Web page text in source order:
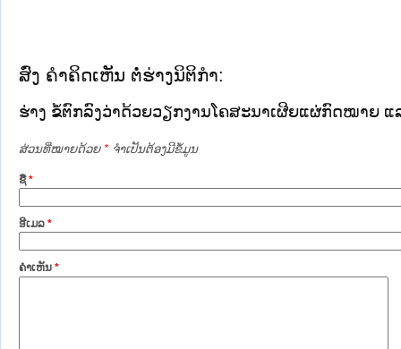
ສົ່ງ ຄໍາຄິດເຫັນ ຕໍ່ຮ່າງນິຕິກໍາ:
ຮ່າງ ຂໍ້ຕົກລົງວ່າດ້ວຍວຽກງານໂຄສະນາເຜີຍແຜ່ກົດໝາຍ
ສ່ວນທີ່ໝາຍດ້ວຍ *ຈໍາເປັນຕ້ອງມີຂໍ້ມູນ
ຊື່*
ອີເມລ *
ຄໍາເຫັນ *